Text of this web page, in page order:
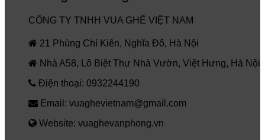
CÔNG TY TNHH VUA GHẾ VIỆT NAM
21 Phùng Chí Kiên, Nghĩa Đô, Hà Nội
Nhà A58, Lô Biệt Thự Nhà Vườn, Việt Hưng, Hà Nội
Điện thoại: 0932244190
Email: vuaghevietnam@gmail.com
Website: vuaghevanphong.vn